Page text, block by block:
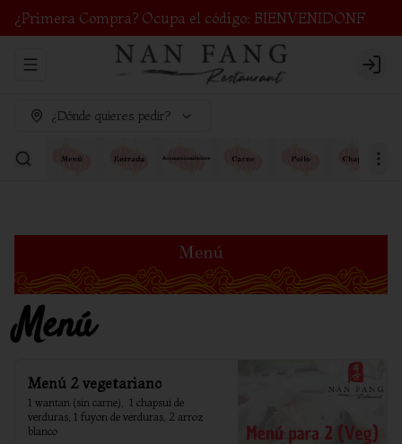
¿Primera Compra? Ocupa el código: BIENVENIDONF
Abrir menu de navegación Login
¿Dónde quieres pedir?
Menú
Menú 2 vegetariano
1 wantan (sin carne),  1 chapsui de
verduras, 1 fuyon de verduras, 2 arroz
blanco